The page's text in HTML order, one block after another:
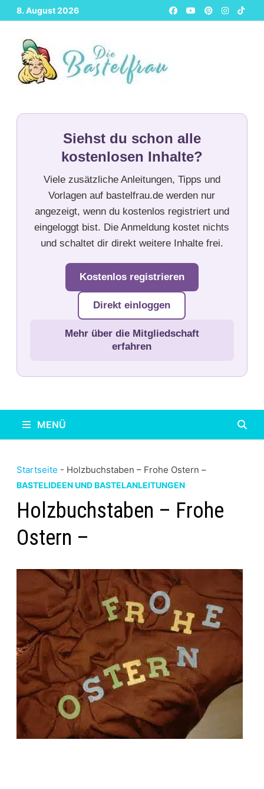
Zurück
zum
Inhalt
8. August 2026
Siehst du schon alle
kostenlosen Inhalte?
Viele zusätzliche Anleitungen, Tipps und
Vorlagen auf bastelfrau.de werden nur
angezeigt, wenn du kostenlos registriert und
eingeloggt bist. Die Anmeldung kostet nichts
und schaltet dir direkt weitere Inhalte frei.
Kostenlos registrieren
Direkt einloggen
Mehr über die Mitgliedschaft
erfahren
MENÜ
Startseite - Holzbuchstaben – Frohe Ostern –
BASTELIDEEN UND BASTELANLEITUNGEN
Holzbuchstaben – Frohe
Ostern –